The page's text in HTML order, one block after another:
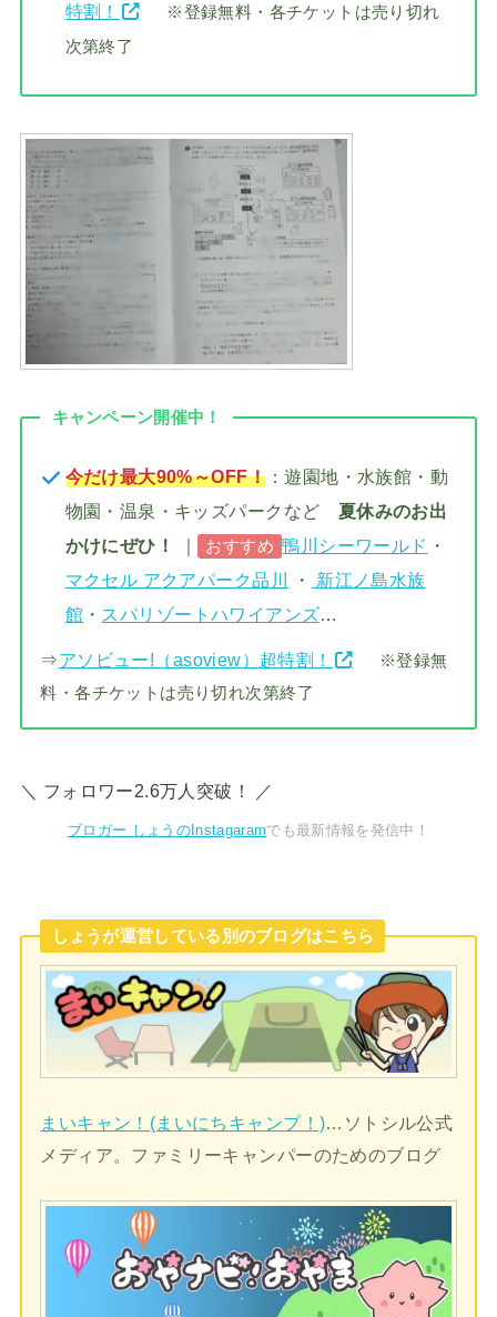
特割！
※登録無料・各チケットは売り切れ
次第終了
キャンペーン開催中！
今だけ最大90%～OFF！：遊園地・水族館・動
物園・温泉・キッズパークなど 夏休みのお出
かけにぜひ！
｜ おすすめ 鴨川シーワールド ・
マクセル アクアパーク品川
・
新江ノ島水族
館 ・ スパリゾートハワイアンズ…
⇒アソビュー!（asoview）超特割！
※登録無
料・各チケットは売り切れ次第終了
＼ フォロワー2.6万人突破！ ／
ブロガー しょうのInstagaramでも最新情報を発信中！
しょうが運営している別のブログはこちら
まいキャン！(まいにちキャンプ！)…ソトシル公式
メディア。ファミリーキャンパーのためのブログ